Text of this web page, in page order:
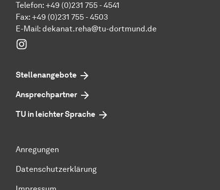
Telefon: +49 (0)231 755 - 4541
Fax: +49 (0)231 755 - 4503
E-Mail: dekanat.reha@tu-dortmund.de
Stellenangebote
Ansprechpartner
TU in leichter Sprache
Anregungen
Datenschutzerklärung